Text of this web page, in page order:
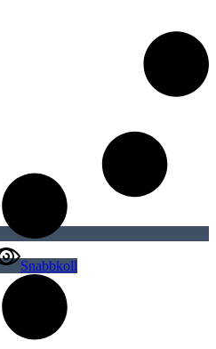
Snabbkoll